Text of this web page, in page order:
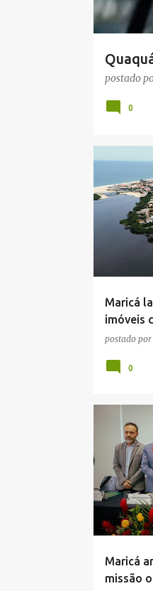
s
pede
postado
0
Maricá
imóveis
postado por
0
Maricá
missão
MARICÁ